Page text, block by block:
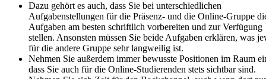
Dazu gehört es auch, dass Sie bei unterschiedlichen
Aufgabenstellungen für die Präsenz- und die Online-Gruppe
Aufgaben am besten schriftlich vorbereiten und zur Verfügung
stellen. Ansonsten müssen Sie beide Aufgaben erklären, was
für die andere Gruppe sehr langweilig ist.
Nehmen Sie außerdem immer bewusste Positionen im Raum
dass Sie auch für die Online-Studierenden stets sichtbar sind.